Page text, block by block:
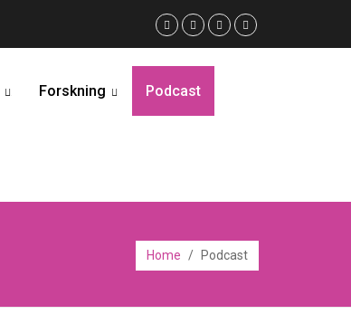
Forskning Podcast
Home / Podcast